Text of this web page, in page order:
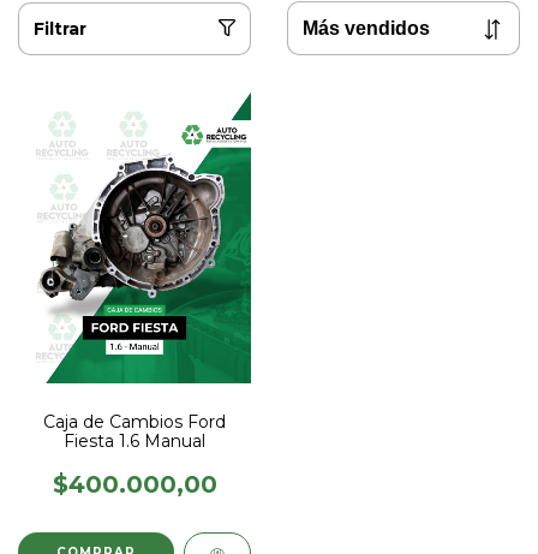
Filtrar
Caja de Cambios Ford
Fiesta 1.6 Manual
$400.000,00